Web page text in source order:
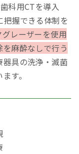
科用CTを導入
把握できる体制を
レーザーを使用
麻酔なしで行う
器具の洗浄・滅菌
す。